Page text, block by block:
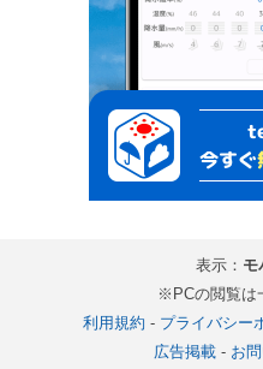
表示： モ
※PCの閲覧は
利用規約 - プライバシー
広告掲載- お